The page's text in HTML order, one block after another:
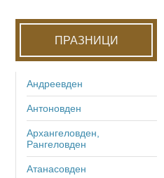
ПРАЗНИЦИ
Андреевден
Антоновден
Архангеловден,
Рангеловден
Атанасовден